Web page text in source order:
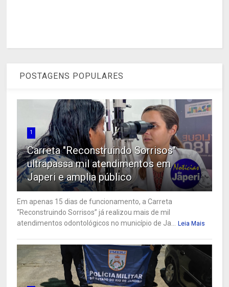
POSTAGENS POPULARES
1
Carreta "Reconstruindo Sorrisos"
ultrapassa mil atendimentos em
Japeri e amplia público
Em apenas 15 dias de funcionamento, a Carreta
“Reconstruindo Sorrisos” já realizou mais de mil
atendimentos odontológicos no município de Ja...
Leia Mais